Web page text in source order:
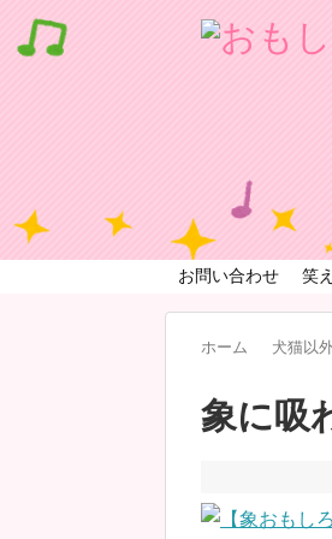
お問い合わせ 笑
ホーム 犬猫以
象に吸